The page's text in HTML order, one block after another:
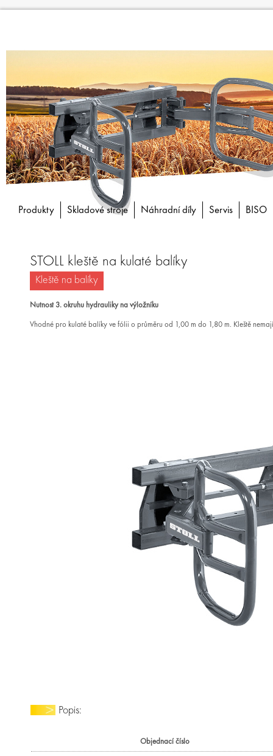
Produkty Skladové stroje Náhradní díly Servis BISO
STOLL kleště na kulaté balíky
Kleště na balíky
Nutnost 3. okruhu hydrauliky na výložníku
Vhodné pro kulaté balíky ve fólii o průměru od 1,00 m do 1,80 m. Kleště
Popis:
Objednací číslo